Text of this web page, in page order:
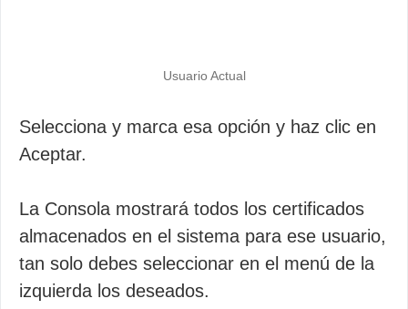
Usuario Actual
Selecciona y marca esa opción y haz clic en
Aceptar.
La Consola mostrará todos los certificados
almacenados en el sistema para ese usuario,
tan solo debes seleccionar en el menú de la
izquierda los deseados.